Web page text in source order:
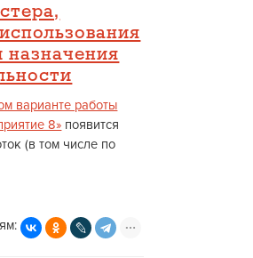
назначения
варианте работы
8» появится
(в том числе по